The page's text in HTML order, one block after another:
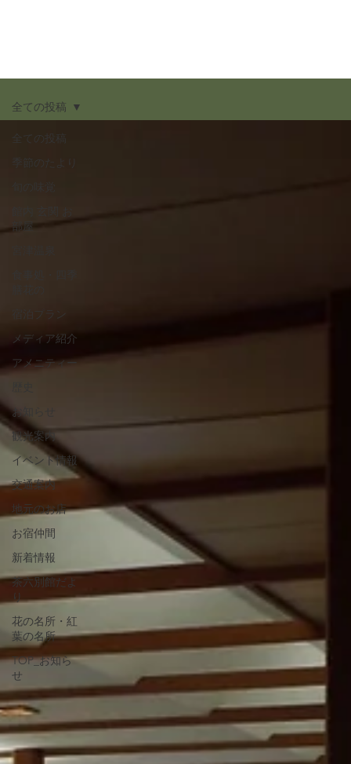
全ての投稿
季節のたより
部屋
宿泊プラン
メディア紹介
アメニティー
お知らせ
観光案内
イベント情報
交通案内
地元のお店
お宿仲間
新着情報
茶六別館だよ
り
花の名所・紅
葉の名所
TOP_お知ら
せ
全ての投稿